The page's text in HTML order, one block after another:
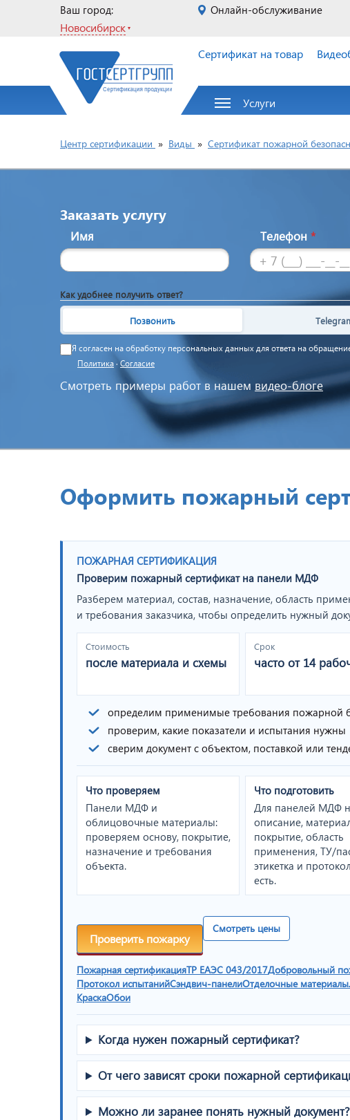
Ваш город:
Новосибирск
Онлайн-обслуживание
Сертификат на товар
Услуги
Центр сертификации » Виды » Сертификат пожарной
Заказать услугу
Имя Телефон *
Как удобнее получить ответ?
Позвонить
Я согласен на обработку персональных данных для ответа на
Политика ·Согласие
Смотреть примеры работ в нашем видео-блоге
Оформить пожарный
ПОЖАРНАЯ СЕРТИФИКАЦИЯ
Проверим пожарный сертификат на панели МДФ
Разберем материал, состав, назначение, область
и требования заказчика, чтобы определить нужный
Стоимость
после материала и схемы
Срок
часто от 14
определим применимые требования пожарной
проверим, какие показатели и испытания нужны
сверим документ с объектом, поставкой или
Что проверяем
Панели МДФ и
облицовочные материалы:
проверяем основу, покрытие,
назначение и требования
объекта.
Что подготовить
Для панелей МДФ
описание,
покрытие, область
применения, ТУ/
этикетка и
есть.
Проверить пожарку
Смотреть цены
Пожарная сертификацияТР ЕАЭС 043/2017Добровольный
Протокол испытанийСэндвич-панелиОтделочные материалы
КраскаОбои
Когда нужен пожарный сертификат?
От чего зависят сроки пожарной
Можно ли заранее понять нужный документ?